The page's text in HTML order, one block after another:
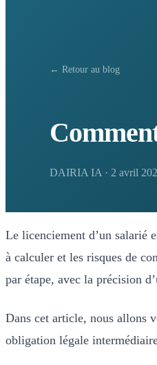
← Retour au blog
DAIRIA IA · 2 avril
Le licenciement d’un salarié
à calculer et les risques de
par étape, avec la précision
Dans cet article, nous allons
obligation légale